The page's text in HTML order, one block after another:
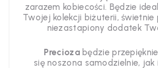
zarazem kobiecości. Będzie
Twojej kolekcji biżuterii, świetnie
niezastapiony dodatek
Precioza będzie
się noszona samodzielnie,